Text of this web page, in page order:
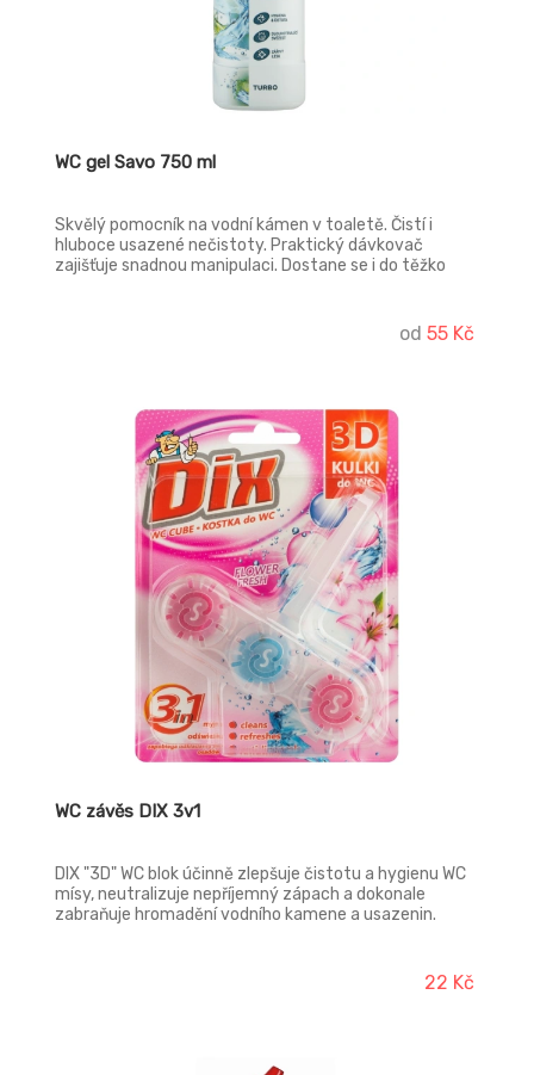
WC gel Savo 750 ml
Skvělý pomocník na vodní kámen v toaletě. Čistí i
hluboce usazené nečistoty. Praktický dávkovač
zajišťuje snadnou manipulaci. Dostane se i do těžko
od 55 Kč
WC závěs DIX 3v1
DIX "3D" WC blok účinně zlepšuje čistotu a hygienu WC
mísy, neutralizuje nepříjemný zápach a dokonale
zabraňuje hromadění vodního kamene a usazenin.
22 Kč